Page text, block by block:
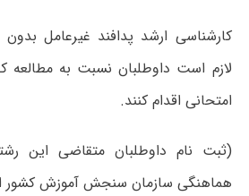
کارشناسی ارشد پدافند غیرعامل
لازم است داوطلبان نسبت به
امتحانی اقدام کنند.
(ثبت نام داوطلبان متقاضی این
هماهنگی سازمان سنجش آموزش کشور